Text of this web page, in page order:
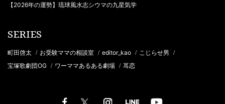
【2026年の運勢】琉球風水志シウマの九星気学
SERIES
町田啓太 / お受験ママの相談室 / editor_kao / こじらせ男 /
宝塚歌劇団OG / ワーママあるある劇場 / 耳恋